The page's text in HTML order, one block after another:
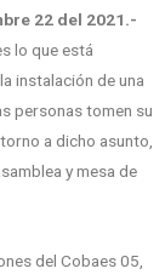
22 del 2021.-
lo que está
instalación de una
personas tomen su
a dicho asunto,
y mesa de
del Cobaes 05,